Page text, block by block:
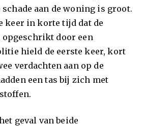
schade aan de woning is groot.
keer in korte tijd dat de
door een
hield de eerste keer, kort
verdachten aan op de
een tas bij zich met
geval van beide